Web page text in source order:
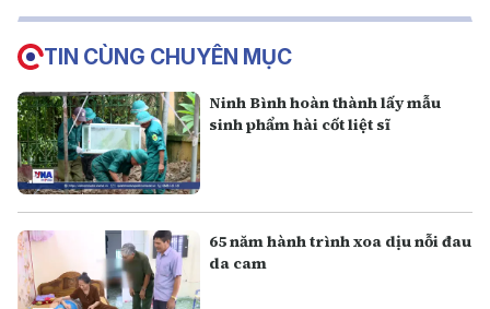
TIN CÙNG CHUYÊN MỤC
Ninh Bình hoàn thành lấy mẫu
sinh phẩm hài cốt liệt sĩ
65 năm hành trình xoa dịu nỗi đau
da cam